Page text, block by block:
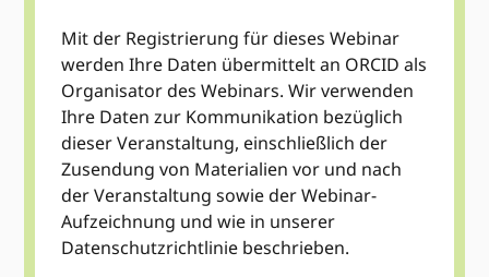
Mit der Registrierung für dieses Webinar
werden Ihre Daten übermittelt an ORCID als
Organisator des Webinars. Wir verwenden
Ihre Daten zur Kommunikation bezüglich
dieser Veranstaltung, einschließlich der
Zusendung von Materialien vor und nach
der Veranstaltung sowie der Webinar-
Aufzeichnung und wie in unserer
Datenschutzrichtlinie beschrieben.